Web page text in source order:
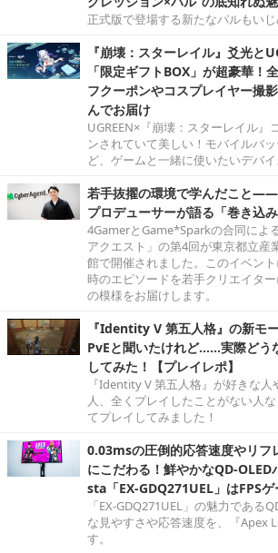
正式版で登場する新たなパルもいじ
『崩壊：スターレイル』爻光と
「限定ギフトBOX」が超豪華！
フクーポンやコスプレイヤー撮
んでお届け
UGREEN×『崩壊：スターレイル』
ンされていて美しい！モバイルバ
ど、ゲームと一緒に使いたいデバ
若手抜擢の環境で学んだこと
プロデューサーが語る「巻き込
4GamerとGame*Sparkの合同によ
アクエスト」の第4回が東京都立産
館で開催されました。このイベン
時のエピソードを若手クリエイタ
の模様をお届けします。
『Identity V 第五人格』の新モ
PvEと聞いたけれど……実際どう
してみた！【プレイレポ】
『Identity V 第五人格』が好きな
人、全くプレイしたことがない人
てプレイしてみました！
0.03msの圧倒的応答速度やリフ
にこだわる！鮮やかなQD-
sta「EX-GDQ271UEL」はFPS
「EX-GDQ271UEL」の魅力である
な見やすさや応答速度を、『Apex
す。